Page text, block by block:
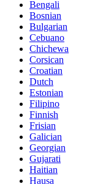
Bengali
Bosnian
Bulgarian
Cebuano
Chichewa
Corsican
Croatian
Dutch
Estonian
Filipino
Finnish
Frisian
Galician
Georgian
Gujarati
Haitian
Hausa